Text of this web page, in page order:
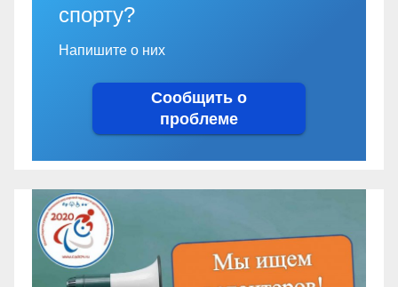
спорту?
Напишите о них
Сообщить о
проблеме